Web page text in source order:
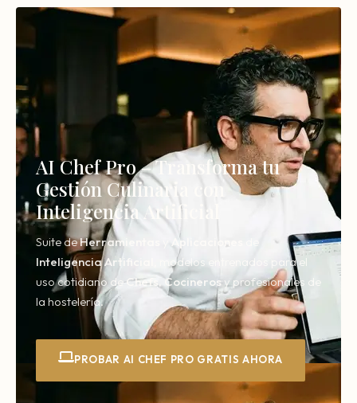
AI Chef Pro – Transforma tu
Gestión Culinaria con
Inteligencia Artificial
Suite deHerramientas Aplicaciones
InteligenciaArtificial,
modelos entrenados para el
uso cotidiano deChefs ,Cocinerosy profesionales de
la hostelería.
PROBAR AI CHEF PRO GRATIS AHORA